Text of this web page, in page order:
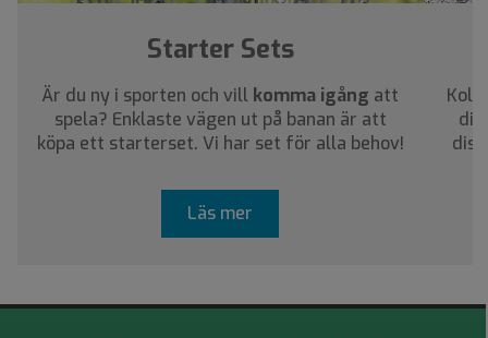
Starter Sets
Är du ny i sporten och vill komma igång att
spela? Enklaste vägen ut på banan är att
köpa ett starterset. Vi har set för alla behov!
Läs mer